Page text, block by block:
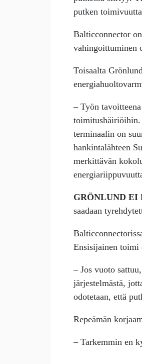
putken
Balticconnector
vahingoittuminen
Toisaalta
– Työn
terminaalin on
hankintalähteen
merkittävän
GRÖNLUND EI
saadaan
Ensisijainen toimi
– Jos vuoto
järjestelmästä,
odotetaan, että
Repeämän
– Tarkemmin en